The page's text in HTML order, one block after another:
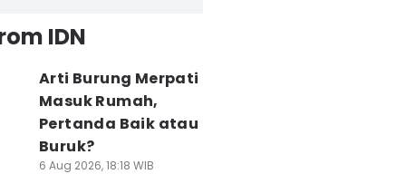
IDN
Arti Burung Merpati
Masuk Rumah,
Pertanda Baik atau
Buruk?
6 Aug 2026, 18:18 WIB